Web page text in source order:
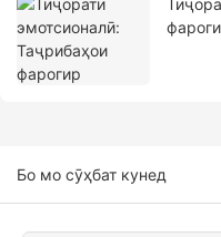
Бо мо сӯҳбат кунед